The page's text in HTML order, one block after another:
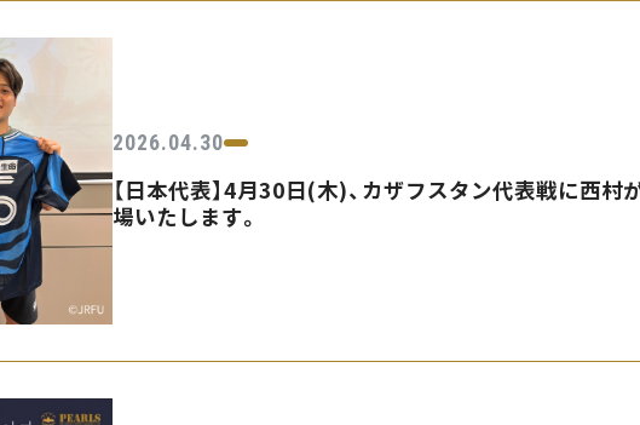
2026.04.30
【日本代表】4月30日(木)、カザフスタン代表戦に西村
場いたします。